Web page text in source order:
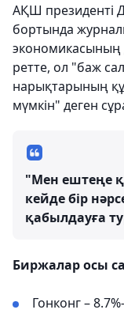
АҚШ президенті
бортында
экономикасының
ретте, ол "баж
нарықтарының
мүмкін" деген
"Мен ештеңе
кейде бір
қабылдауға
Биржалар осы
Гонконг –